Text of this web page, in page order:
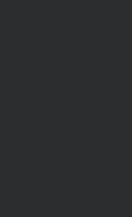
時 非常推薦 有雙人 單人 單人大
紀錄還有二十出頭秒的單圈 不知
機會一定回訪
車賽車場 真的玩起來非常爽快 八
去卡丁車那裡 給他牌子收走 店員
安全帶 講解一下規則 左邊煞車 右
時踩 會斷油 不錯玩 算是少數在墾
丁車 有分大馬力（時速70 一般馬